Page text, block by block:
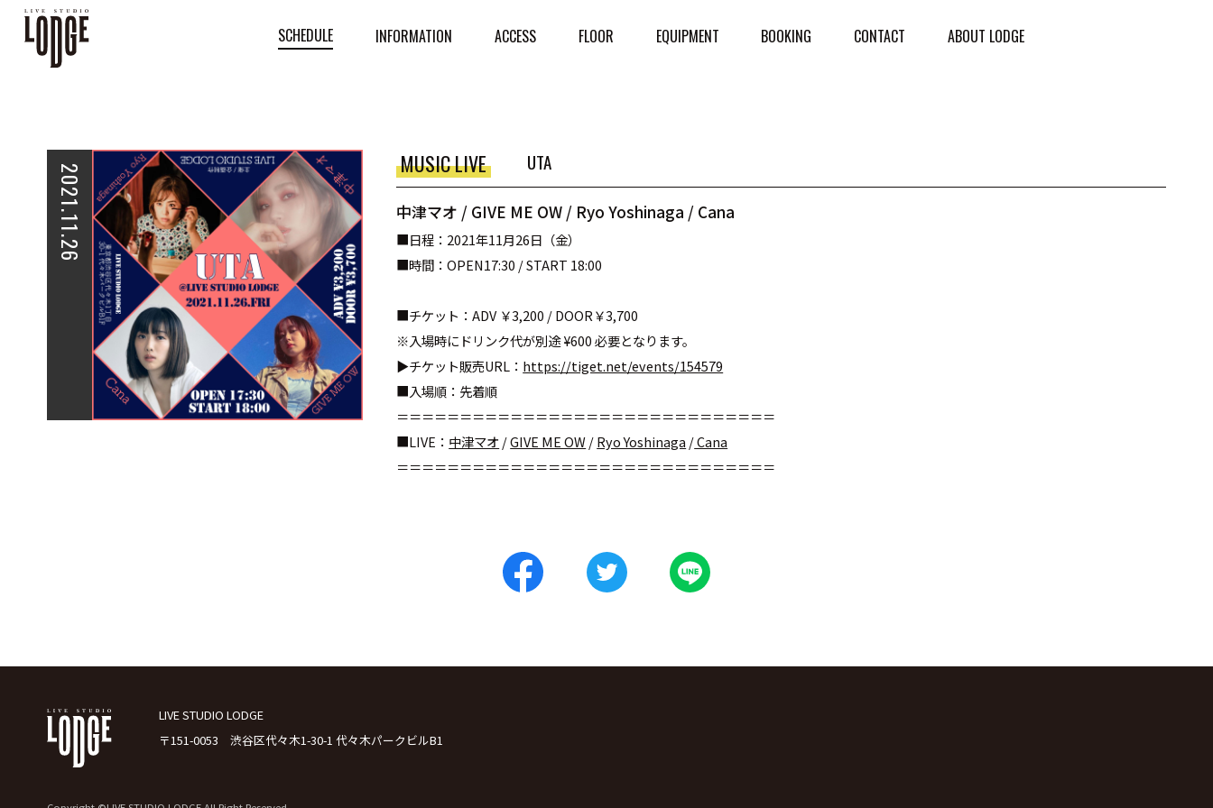
SCHEDULE INFORMATION ACCESS FLOOR EQUIPMENT BOOKING CONTACT ABOUT LODGE
2021.11.26 MUSIC LIVE UTA
中津マオ / GIVE ME OW / Ryo Yoshinaga / Cana
■日程：2021年11月26日（金）
■時間：OPEN17:30 / START 18:00
■チケット：ADV ￥3,200 / DOOR￥3,700
※入場時にドリンク代が別途 ¥600 必要となります。
▶︎チケット販売URL： https://tiget.net/events/154579
■入場順：先着順
＝＝＝＝＝＝＝＝＝＝＝＝＝＝＝＝＝＝＝＝＝＝＝＝＝＝＝＝＝＝
■LIVE： 中津マオ /GIVE ME OW/Ryo Yoshinaga /Cana
＝＝＝＝＝＝＝＝＝＝＝＝＝＝＝＝＝＝＝＝＝＝＝＝＝＝＝＝＝＝
LIVE STUDIO LODGE
〒151-0053 渋谷区代々木1-30-1 代々木パークビルB1